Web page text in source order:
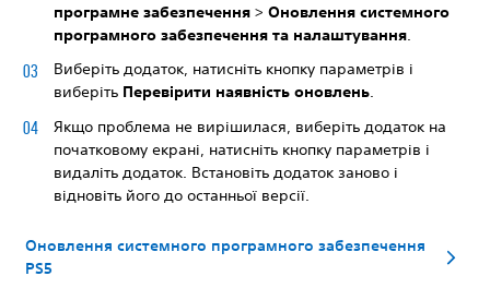
програмне забезпечення > Оновлення системного
програмного забезпечення та налаштування
Виберіть додаток, натисніть кнопку параметрів і
виберіть Перевірити наявність оновлень.
Якщо проблема не вирішилася, виберіть додаток на
початковому екрані, натисніть кнопку параметрів і
видаліть додаток. Встановіть додаток заново і
відновіть його до останньої версії.
Оновлення системного програмного забезпечення
PS5